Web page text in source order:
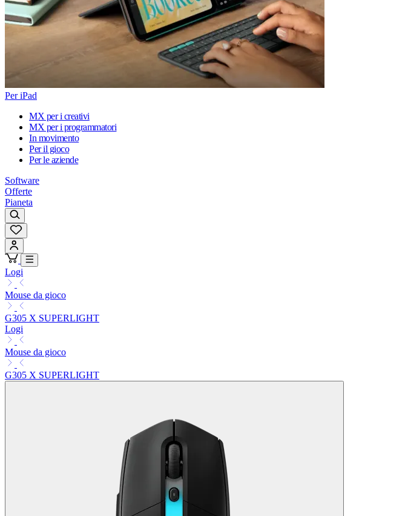
Per iPad
MX per i creativi
MX per i programmatori
In movimento
Per il gioco
Per le aziende
Software
Offerte
Pianeta
Logi
Mouse da gioco
G305 X SUPERLIGHT
Logi
Mouse da gioco
G305 X SUPERLIGHT